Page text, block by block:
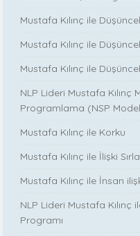
Mustafa Kılınç ile
Mustafa Kılınç ile
Mustafa Kılınç ile
NLP Lideri Mustafa
Programlama (NSP
Mustafa Kılınç ile Korku
Mustafa Kılınç ile İlişki
Mustafa Kılınç ile İnsan
NLP Lideri Mustafa
Programı